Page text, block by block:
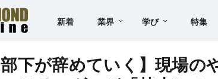
新着 業界 学び 特集
部下が辞めていく】現場の